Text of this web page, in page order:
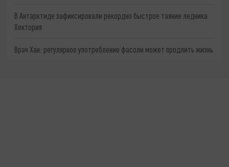
В Антарктиде зафиксировали рекордно быстрое таяние ледника
Хектория
Врач Хан: регулярное употребление фасоли может продлить жизнь